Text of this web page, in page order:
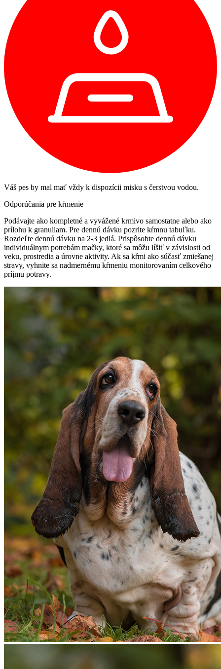
Váš pes by mal mať vždy k dispozícii misku s čerstvou vodou.
Odporúčania pre kŕmenie
Podávajte ako kompletné a vyvážené krmivo samostatne alebo ako
prílohu k granuliam. Pre dennú dávku pozrite kŕmnu tabuľku.
Rozdeľte dennú dávku na 2-3 jedlá. Prispôsobte dennú dávku
individuálnym potrebám mačky, ktoré sa môžu líšiť v závislosti od
veku, prostredia a úrovne aktivity. Ak sa kŕmi ako súčasť zmiešanej
stravy, vyhnite sa nadmernému kŕmeniu monitorovaním celkového
príjmu potravy.